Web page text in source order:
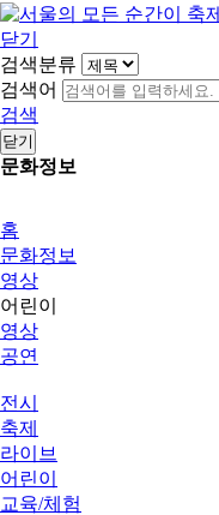
닫기
검색분류
검색어
검색
닫기
문화정보
홈
문화정보
영상
어린이
영상
공연
전시
축제
라이브
어린이
교육/체험